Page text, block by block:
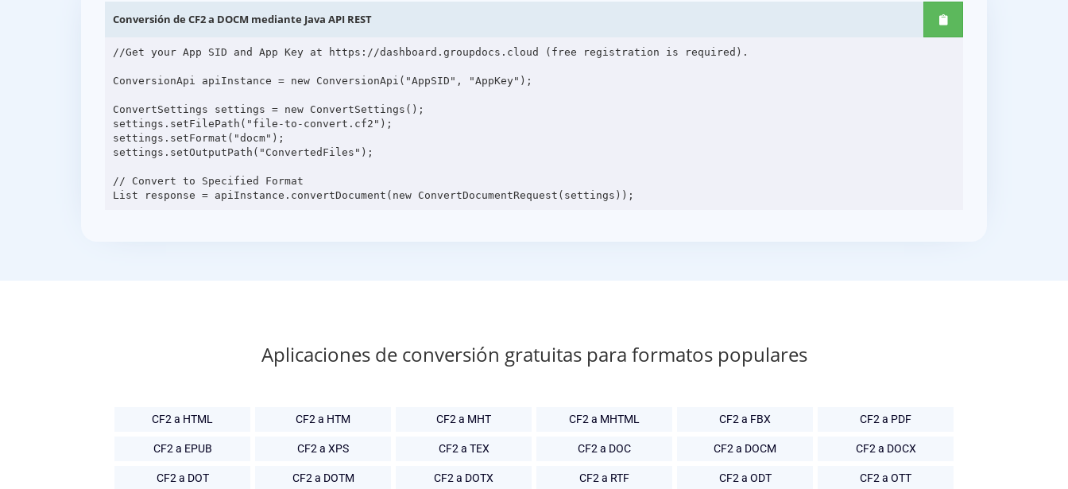
Conversión de CF2 a DOCM mediante Java API REST
//Get your App SID and App Key at https://dashboard.groupdocs.cloud (free registration is required).
ConversionApi apiInstance = new ConversionApi("AppSID", "AppKey");
ConvertSettings settings = new ConvertSettings();
settings.setFilePath("file-to-convert.cf2");
settings.setFormat("docm");
settings.setOutputPath("ConvertedFiles");
// Convert to Specified Format
Aplicaciones de conversión gratuitas para formatos populares
CF2 a HTML CF2 a HTM CF2 a MHT CF2 a MHTML CF2 a FBX CF2 a PDF
CF2 a EPUB CF2 a XPS CF2 a TEX CF2 a DOC CF2 a DOCM CF2 a DOCX
CF2 a DOT CF2 a DOTM CF2 a DOTX CF2 a RTF CF2 a ODT CF2 a OTT